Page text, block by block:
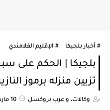
أخبار بلجيكا الإقليم الفلامندي
بلجيكا | الحكم على
تزيين منزله برموز
وكالات، و عرب بروكسل 10 مارس 2021